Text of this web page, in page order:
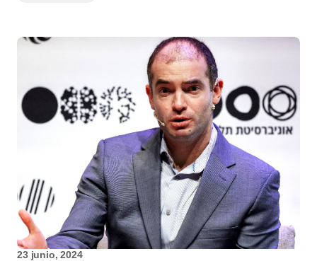
23 junio, 2024